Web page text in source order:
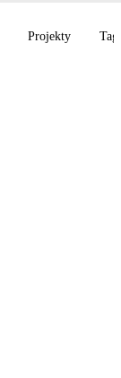
Projekty Tagi